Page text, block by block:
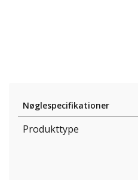
Nøglespecifikationer
Produkttype